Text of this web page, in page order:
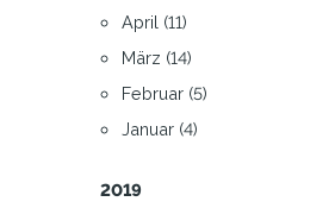
April (11)
März (14)
Februar (5)
Januar (4)
2019